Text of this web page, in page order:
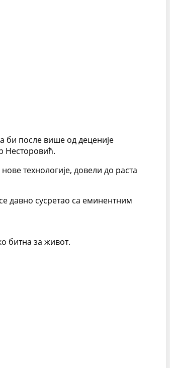
би после више од деценије
Несторовић.
технологије, довели до раста
давно сусретао са еминентним
битна за живот.